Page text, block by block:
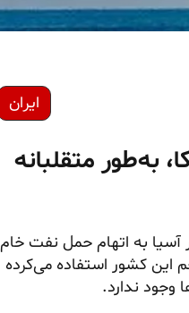
ایران
به‌طور متقلبانه
آسیا به اتهام حمل نفت خام
این کشور استفاده می‌کرده
وجود ندارد.